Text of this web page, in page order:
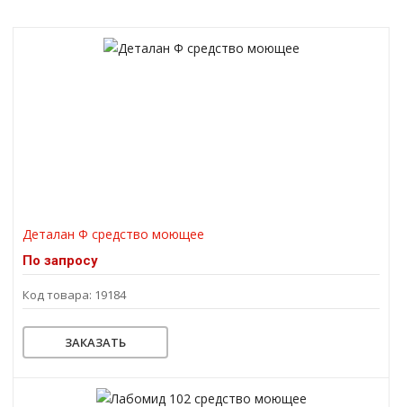
Деталан Ф средство моющее
По запросу
Код товара: 19184
ЗАКАЗАТЬ